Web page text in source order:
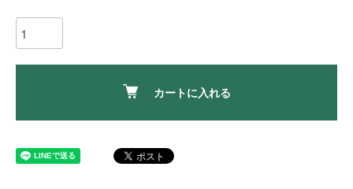
カートに入れる